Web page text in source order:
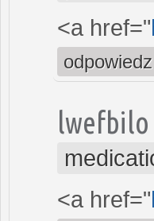
<a href="
odpowiedz
lwefbilo
<a href="